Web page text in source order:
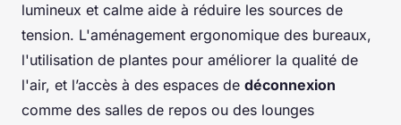
lumineux et calme aide à réduire les sources de
tension. L'aménagement ergonomique des bureaux,
l'utilisation de plantes pour améliorer la qualité de
l'air, et l’accès à des espaces de déconnexion
comme des salles de repos ou des lounges